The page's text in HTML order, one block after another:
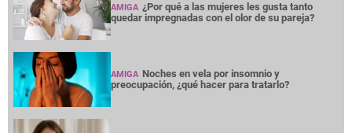
AMIGA ¿Por qué a las mujeres les gusta tanto
quedar impregnadas con el olor de su pareja?
AMIGA Noches en vela por insomnio y
preocupación, ¿qué hacer para tratarlo?